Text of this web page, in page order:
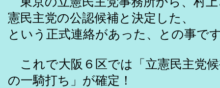
憲民主党の公認候補と決定した、
という正式連絡があった、との事で
これで大阪６区では「立憲民主党
の一騎打ち」が確定！